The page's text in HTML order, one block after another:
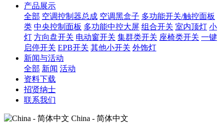
产品展示
全部 空调控制器总成 空调黑盒子 多功能开关/触控面板
类 中央控制面板 多功能中控大屏 组合开关 室内顶灯 小
灯 方向盘开关 电动窗开关 集群类开关 座椅类开关 一键
启停开关 EPB开关 其他小开关 外饰灯
新闻与活动
全部 新闻 活动
资料下载
招贤纳士
联系我们
China - 简体中文